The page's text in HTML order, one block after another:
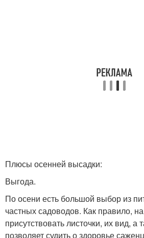
Плюсы осенней высадки:
Выгода.
По осени есть большой выбор из
частных садоводов. Как правило,
присутствовать листочки, их вид, а
позволяет судить о здоровье